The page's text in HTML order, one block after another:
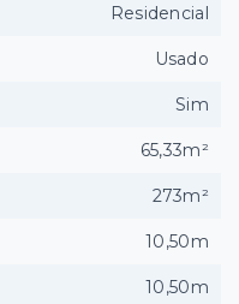
Residencial
Usado
Sim
65,33m²
273m²
10,50m
10,50m